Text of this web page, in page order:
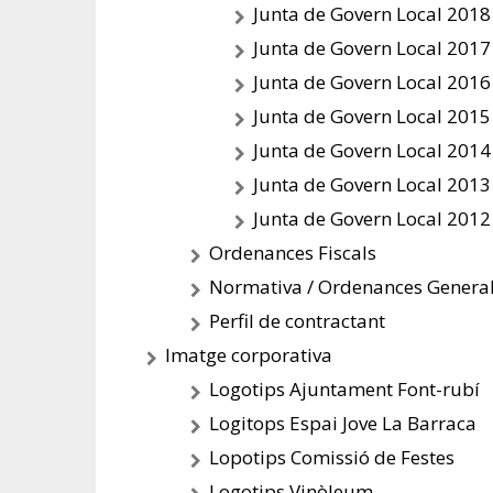
Junta de Govern Local 2018
Junta de Govern Local 2017
Junta de Govern Local 2016
Junta de Govern Local 2015
Junta de Govern Local 2014
Junta de Govern Local 2013
Junta de Govern Local 2012
Ordenances Fiscals
Normativa / Ordenances
Perfil de contractant
Imatge corporativa
Logotips Ajuntament Font-rubí
Logitops Espai Jove La Barraca
Lopotips Comissió de Festes